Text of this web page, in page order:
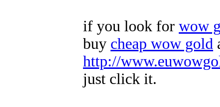
if you look for wow
buy cheap wow gold
http://
just click it.